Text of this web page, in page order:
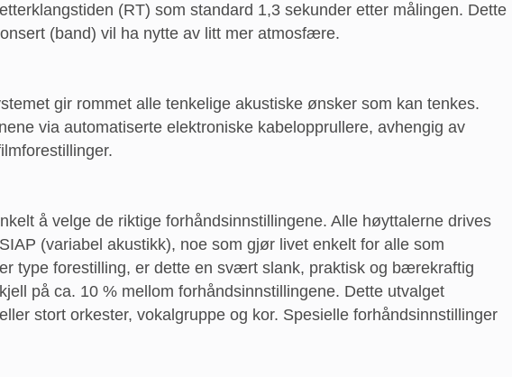
(RT) som standard 1,3 sekunder etter målingen. Dette
(band) vil ha nytte av litt mer atmosfære.
gir rommet alle tenkelige akustiske ønsker som kan tenkes.
via automatiserte elektroniske kabelopprullere, avhengig av
å velge de riktige forhåndsinnstillingene. Alle høyttalerne drives
(variabel akustikk), noe som gjør livet enkelt for alle som
type forestilling, er dette en svært slank, praktisk og bærekraftig
på ca. 10 % mellom forhåndsinnstillingene. Dette utvalget
stort orkester, vokalgruppe og kor. Spesielle forhåndsinnstillinger